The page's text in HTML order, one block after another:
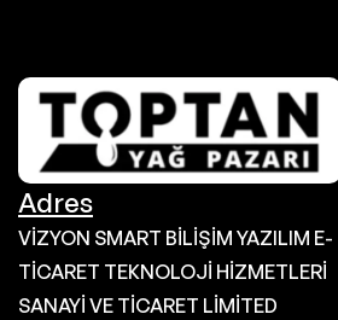
Adres
VİZYON SMART BİLİŞİM YAZILIM E-
TİCARET TEKNOLOJİ HİZMETLERİ
SANAYİ VE TİCARET LİMİTED